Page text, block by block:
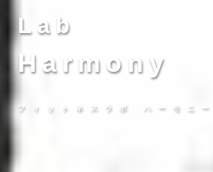
Lab
Harmony
フィットネスラボ ハーモニー